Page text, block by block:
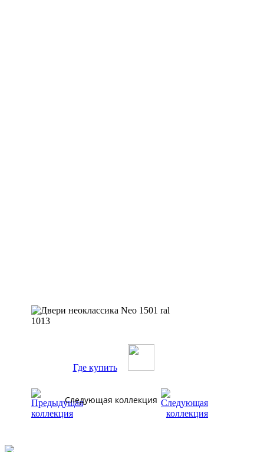
Где купить
Следующая коллекция